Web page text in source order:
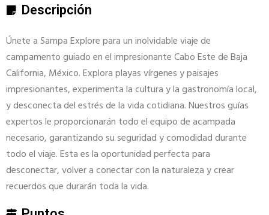
Descripción
Únete a Sampa Explore para un inolvidable viaje de
campamento guiado en el impresionante Cabo Este de Baja
California, México. Explora playas vírgenes y paisajes
impresionantes, experimenta la cultura y la gastronomía local,
y desconecta del estrés de la vida cotidiana. Nuestros guías
expertos le proporcionarán todo el equipo de acampada
necesario, garantizando su seguridad y comodidad durante
todo el viaje. Esta es la oportunidad perfecta para
desconectar, volver a conectar con la naturaleza y crear
recuerdos que durarán toda la vida.